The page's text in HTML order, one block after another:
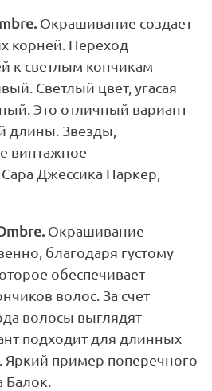
Окрашивание создает
корней. Переход
к светлым кончикам
Светлый цвет, угасая
Это отличный вариант
длины. Звезды,
винтажное
Джессика Паркер,
Окрашивание
благодаря густому
обеспечивает
волос. За счет
волосы выглядят
подходит для длинных
Яркий пример поперечного
Балок.